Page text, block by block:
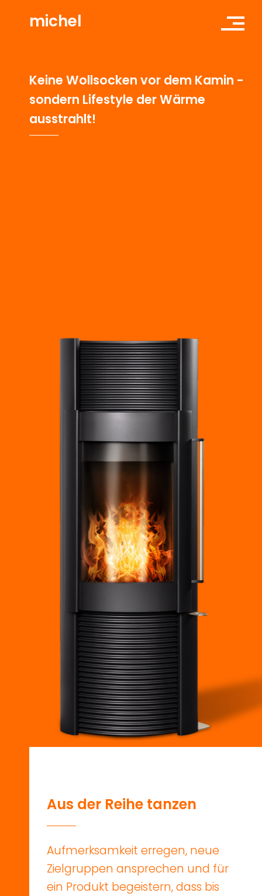
michel
Keine Wollsocken vor dem Kamin -
sondern Lifestyle derWärme
ausstrahlt!
Aus der Reihe tanzen
Aufmerksamkeit erregen, neue
Zielgruppen ansprechen und für
ein Produkt begeistern,dass bis